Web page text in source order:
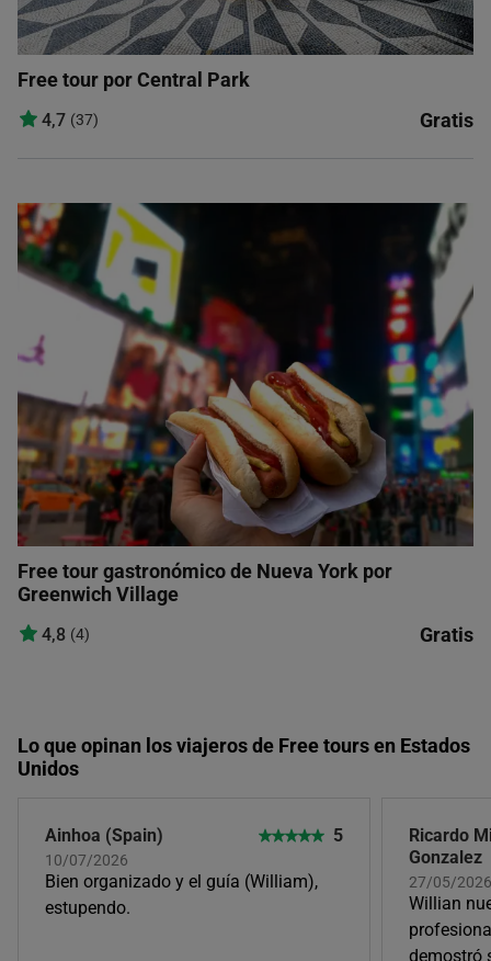
Free tour por Central Park
4,7 (37) Gratis
Free tour gastronómico de Nueva York por
Greenwich Village
4,8 (4) Gratis
Lo que opinan los viajeros de Free tours en Estados
Unidos
Ainhoa (Spain)
10/07/2026
5
Bien organizado y el guía (William),
estupendo.
Ricardo
Gonzalez
27/05/2026
Willian
demostró